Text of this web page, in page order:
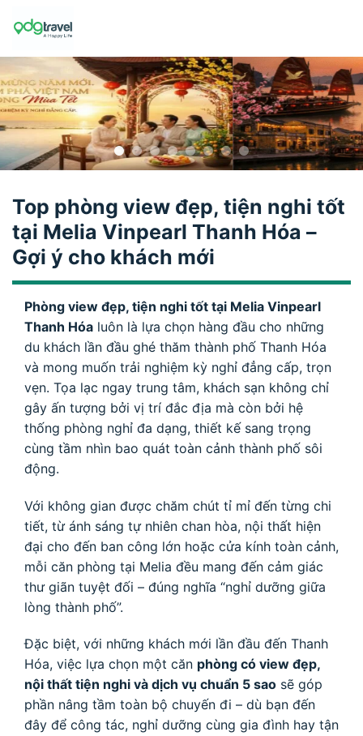
Top phòng view đẹp, tiện nghi tốt
tại Melia Vinpearl Thanh Hóa –
Gợi ý cho khách mới
Phòng view đẹp, tiện nghi tốt tại Melia Vinpearl
Thanh Hóa luôn là lựa chọn hàng đầu cho những
du khách lần đầu ghé thăm thành phố Thanh Hóa
và mong muốn trải nghiệm kỳ nghỉ đẳng cấp, trọn
vẹn. Tọa lạc ngay trung tâm, khách sạn không chỉ
gây ấn tượng bởi vị trí đắc địa mà còn bởi hệ
thống phòng nghỉ đa dạng, thiết kế sang trọng
cùng tầm nhìn bao quát toàn cảnh thành phố sôi
động.
Với không gian được chăm chút tỉ mỉ đến từng chi
tiết, từ ánh sáng tự nhiên chan hòa, nội thất hiện
đại cho đến ban công lớn hoặc cửa kính toàn cảnh,
mỗi căn phòng tại Melia đều mang đến cảm giác
thư giãn tuyệt đối – đúng nghĩa “nghỉ dưỡng giữa
lòng thành phố”.
Đặc biệt, với những khách mới lần đầu đến Thanh
Hóa, việc lựa chọn một căn phòng có view đẹp,
nội thất tiện nghi và dịch vụ chuẩn 5 sao sẽ góp
phần nâng tầm toàn bộ chuyến đi – dù bạn đến
đây để công tác, nghỉ dưỡng cùng gia đình hay tận